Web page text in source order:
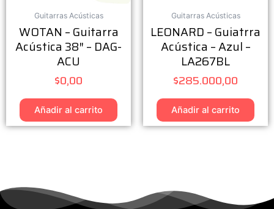
Guitarras Acústicas
WOTAN – Guitarra
Acústica 38″ – DAG-
ACU
$0,00
Añadir al carrito
Guitarras Acústicas
LEONARD – Guiatrra
Acústica – Azul –
LA267BL
$285.000,00
Añadir al carrito